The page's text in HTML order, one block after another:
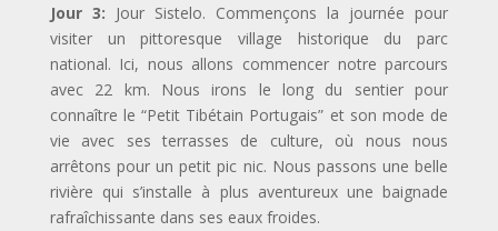
Jour 3: Jour Sistelo. Commençons la journée pour
visiter un pittoresque village historique du parc
national. Ici, nous allons commencer notre parcours
avec 22 km. Nous irons le long du sentier pour
connaître le “Petit Tibétain Portugais” et son mode de
vie avec ses terrasses de culture, où nous nous
arrêtons pour un petit pic nic. Nous passons une belle
rivière qui s’installe à plus aventureux une baignade
rafraîchissante dans ses eaux froides.